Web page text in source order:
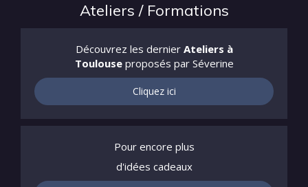
Ateliers / Formations
Découvrez les dernier Ateliers à
Toulouseproposés par Séverine
Cliquez ici
Pour encore plus
d'idées cadeaux